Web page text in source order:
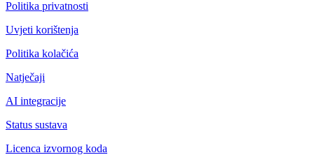
Politika privatnosti
Uvjeti korištenja
Politika kolačića
Natječaji
AI integracije
Status sustava
Licenca izvornog koda